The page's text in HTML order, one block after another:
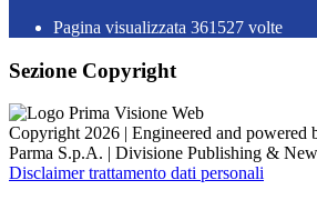
Pagina visualizzata 361527 volte
Sezione Copyright
Copyright 2026 | Engineered and powered
Parma S.p.A. | Divisione Publishing &
Disclaimer trattamento dati personali